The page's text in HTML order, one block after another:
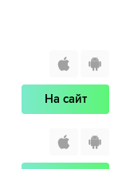
На сайт